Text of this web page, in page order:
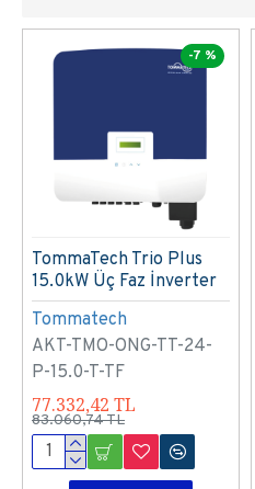
-7 %
Tommatech
AKT-TMO-ONG-TT-24-
P-15.0-T-TF
TommaTech Trio Plus
15.0kW Üç Faz İnverter
77.332,42 TL
83.060,74 TL